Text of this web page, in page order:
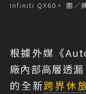
Infiniti QX60。 圖／
根據外媒《
廠內部高層透漏
的全新跨界休